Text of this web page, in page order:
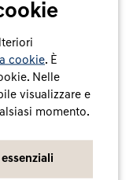
cookie. È
Nelle
visualizzare e
momento.